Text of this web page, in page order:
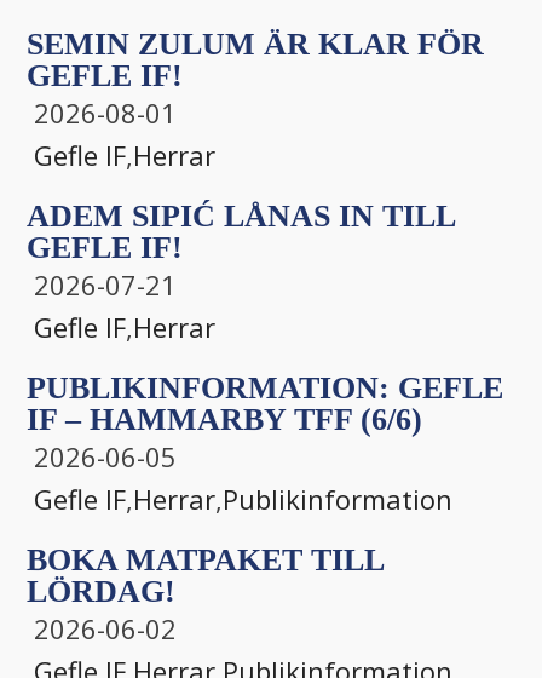
SEMIN ZULUM ÄR KLAR FÖR
GEFLE IF!
2026-08-01
Gefle IF,Herrar
ADEM SIPIĆ LÅNAS IN TILL
GEFLE IF!
2026-07-21
Gefle IF,Herrar
PUBLIKINFORMATION: GEFLE
IF – HAMMARBY TFF (6/6)
2026-06-05
Gefle IF,Herrar,Publikinformation
BOKA MATPAKET TILL
LÖRDAG!
2026-06-02
Gefle IF,Herrar,Publikinformation